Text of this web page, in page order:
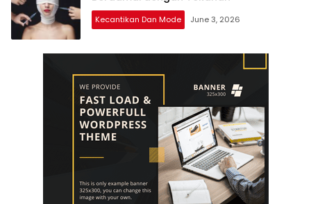
Kecantikan Dan Mode June 3, 2026